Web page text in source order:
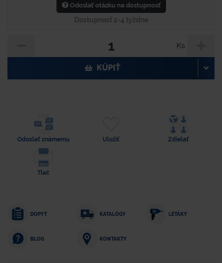
Odoslať otázku na dostupnosť
Dostupnosť 2-4 týždne
Ks
KÚPIŤ
Odoslať známemu Uložiť Zdielať
Tlač
DOPYT KATALÓGY LETÁKY
BLOG KONTAKTY